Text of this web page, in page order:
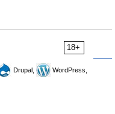
18+
Drupal,
WordPress,